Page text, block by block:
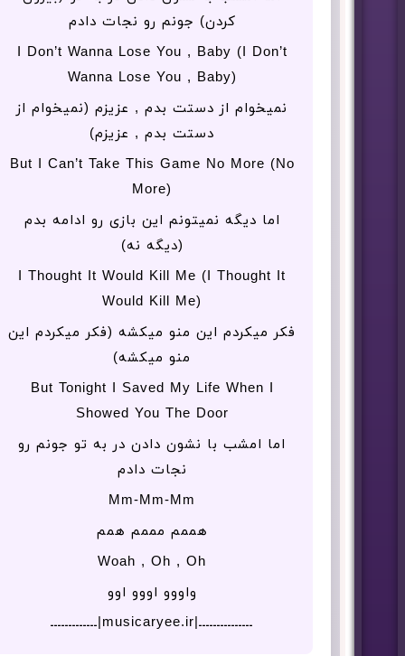
کردن) جونم رو نجات دادم
I Don’t Wanna Lose You , Baby (I Don’t
Wanna Lose You , Baby)
نمیخوام از دستت بدم , عزیزم (نمیخوام از
دستت بدم , عزیزم)
But I Can’t Take This Game No More (No
More)
اما دیگه نمیتونم این بازی رو ادامه بدم
(دیگه نه)
I Thought It Would Kill Me (I Thought It
Would Kill Me)
فکر میکردم این منو میکشه (فکر میکردم این
منو میکشه)
But Tonight I Saved My Lifе When I
Showed You The Door
اما امشب با نشون دادن در به تو جونم رو
نجات دادم
Mm-Mm-Mm
هممم مممم همم
Woah , Oh , Oh
واووو اووو اوو
ـــــــــــــــ|musicaryee.ir|ـــــــــــــ